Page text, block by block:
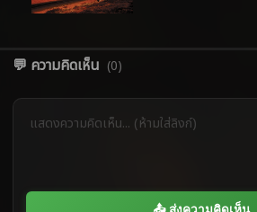
💬 ความคิดเห็น (0)